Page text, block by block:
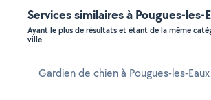
Services similaires à Pougues-les-
Ayant le plus de résultats et étant de la même
ville
Gardien de chien à Pougues-les-Eaux